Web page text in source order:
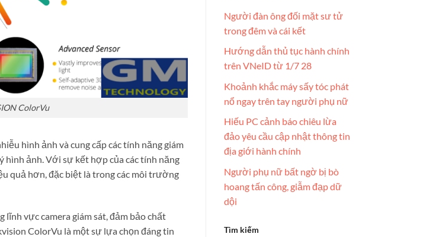
ColorVu
hình ảnh và cung cấp các tính năng giám
hình ảnh. Với sự kết hợp của các tính năng
quả hơn, đặc biệt là trong các môi trường
vực camera giám sát, đảm bảo chất
ColorVu là một sự lựa chọn đáng tin
Người đàn ông đối mặt sư tử
trong đêm và cái kết
Hướng dẫn thủ tục hành chính
trên VNeID từ 1/7 28
Khoảnh khắc máy sấy tóc phát
nổ ngay trên tay người phụ nữ
Hiếu PC cảnh báo chiêu lừa
đảo yêu cầu cập nhật thông tin
địa giới hành chính
Người phụ nữ bất ngờ bị bò
hoang tấn công, giẫm đạp dữ
dội
Tìm kiếm